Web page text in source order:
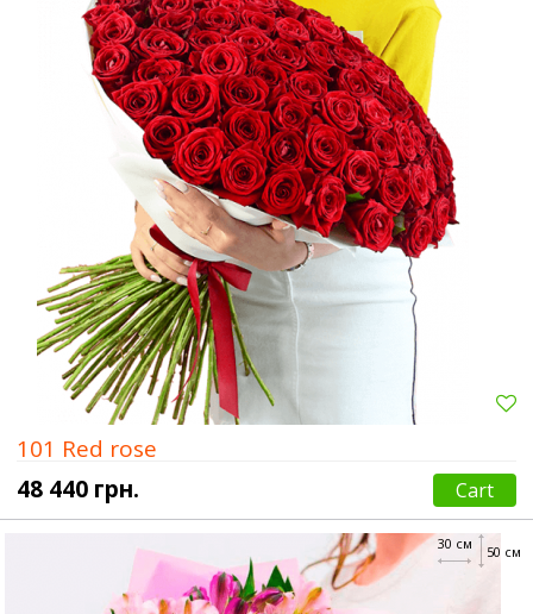
101 Red rose
48 440 грн.
Cart
50 см
30 см